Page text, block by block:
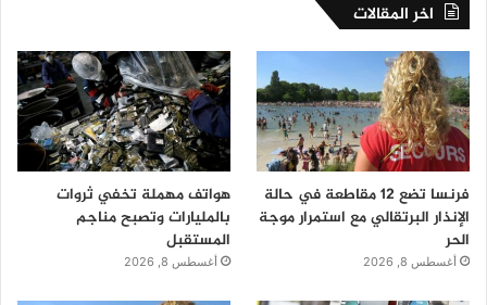
اخر المقالات
فرنسا تضع 12 مقاطعة في حالة
الإنذار البرتقالي مع استمرار موجة
الحر
أغسطس 8, 2026
هواتف مهملة تخفي ثروات
بالمليارات وتصبح مناجم
المستقبل
أغسطس 8, 2026